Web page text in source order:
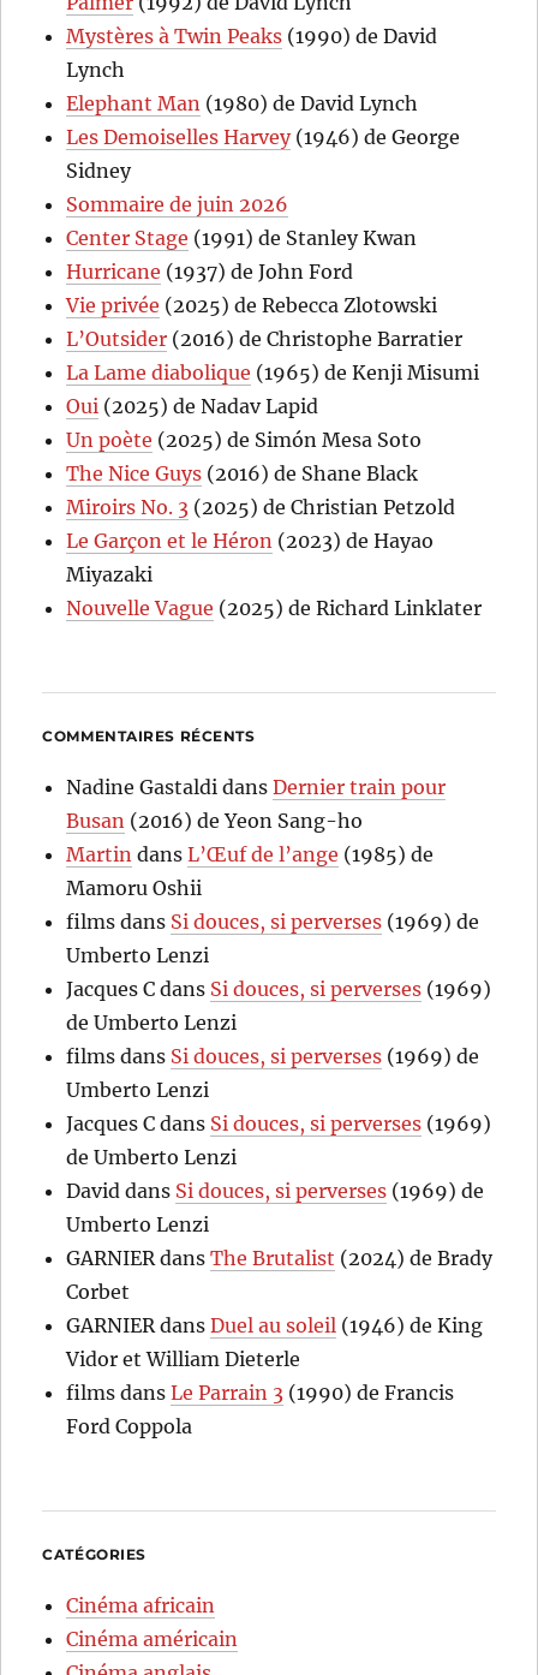
Mystères à Twin Peaks (1990) de David
Lynch
Elephant Man (1980) de David Lynch
Les Demoiselles Harvey(1946) de George
Sidney
Sommaire de juin 2026
Center Stage (1991) de Stanley Kwan
Hurricane (1937) de John Ford
Vie privée (2025) de Rebecca Zlotowski
L’Outsider (2016) de Christophe Barratier
La Lame diabolique (1965) de Kenji Misumi
Oui (2025) de Nadav Lapid
Un poète (2025) de Simón Mesa Soto
The Nice Guys (2016) de Shane Black
Miroirs No. 3 (2025) de Christian Petzold
Le Garçon et le Héron (2023) de Hayao
Miyazaki
Nouvelle Vague (2025) de Richard Linklater
COMMENTAIRES RÉCENTS
Nadine Gastaldi dansDernier train pour
Busan (2016) de Yeon Sang-ho
Martin dansL’Œuf de l’ange (1985) de
Mamoru Oshii
films dans Si douces, si perverses (1969) de
Umberto Lenzi
Jacques C dans Si douces, si perverses (1969)
de Umberto Lenzi
films dans Si douces, si perverses (1969) de
Umberto Lenzi
Jacques C dans Si douces, si perverses (1969)
de Umberto Lenzi
David dans Si douces, si perverses (1969) de
Umberto Lenzi
GARNIERdansThe Brutalist (2024) de Brady
Corbet
GARNIERdansDuel au soleil (1946) de King
Vidor et William Dieterle
films dansLe Parrain 3 (1990) de Francis
Ford Coppola
CATÉGORIES
Cinéma africain
Cinéma américain